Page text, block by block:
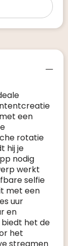
een
rotatie
hij je
nodig
werkt
selfie
met een
uur
en
het de
het